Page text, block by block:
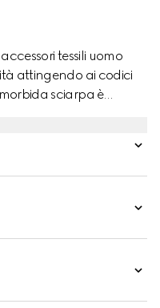
tessili uomo
attingendo ai codici
sciarpa è